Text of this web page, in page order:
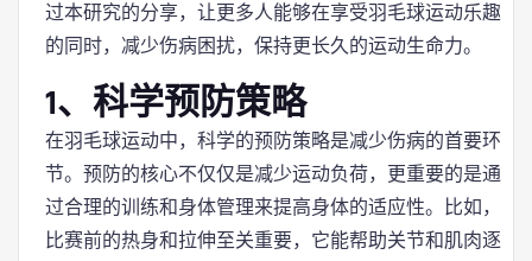
过本研究的分享，让更多人能够在享受羽毛球运动乐趣
的同时，减少伤病困扰，保持更长久的运动生命力。
1、科学预防策略
在羽毛球运动中，科学的预防策略是减少伤病的首要环
节。预防的核心不仅仅是减少运动负荷，更重要的是通
过合理的训练和身体管理来提高身体的适应性。比如，
比赛前的热身和拉伸至关重要，它能帮助关节和肌肉逐